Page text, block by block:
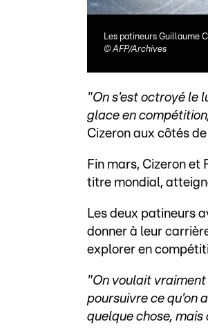
Les patineurs Guillaume
©AFP/Archives
"On s'est octroyé le
glace en
Cizeron aux côtés
Fin mars, Cizeron
titre mondial,
Les deux patineurs
donner à leur
explorer en
"On voulait
poursuivre ce qu'on
quelque chose, mais